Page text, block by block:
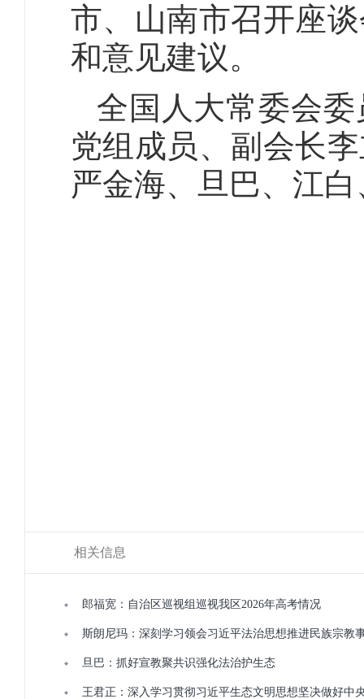
市、山南市召开座
和意见建议。
全国人大常委会
党组成员、副会长
严金海、旦巴、江
相关信息
郎福宽：自治区巡视组巡视我区2026年高考情况
斯朗尼玛：深刻学习领会习近平法治思想推进民族宗教
旦巴：抓好宣教聚共识强化法治护生态
王君正：深入学习贯彻习近平生态文明思想坚决做好中